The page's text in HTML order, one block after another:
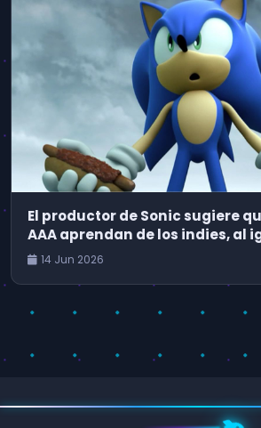
El productor de Sonic sugiere
AAA aprendan de los indies, al
industria del cine debería tomar
14 Jun 2026